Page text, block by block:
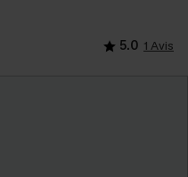
5.0 1 Avis